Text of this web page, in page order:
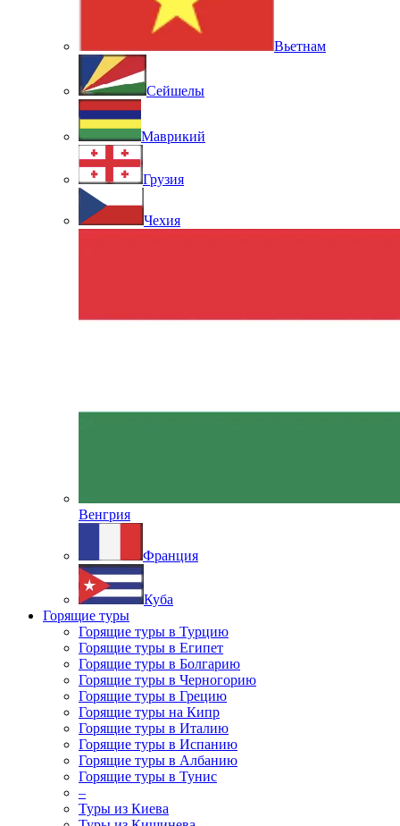
Вьетнам
Сейшелы
Маврикий
Грузия
Чехия
Венгрия
Франция
Куба
Горящие туры
Горящие туры в Турцию
Горящие туры в Египет
Горящие туры в Болгарию
Горящие туры в Черногорию
Горящие туры в Грецию
Горящие туры на Кипр
Горящие туры в Италию
Горящие туры в Испанию
Горящие туры в Албанию
Горящие туры в Тунис
–
Туры из Киева